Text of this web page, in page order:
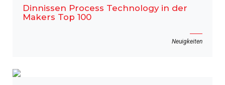
Dinnissen Process Technology in der
Makers Top 100
Neuigkeiten